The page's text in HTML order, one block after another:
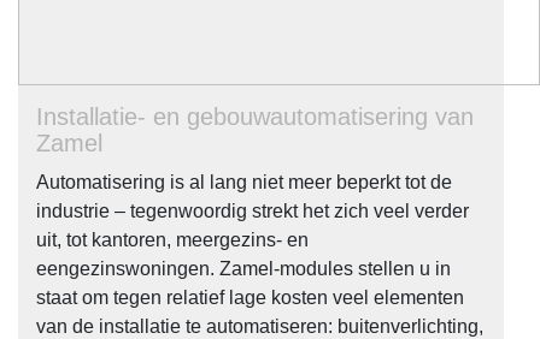
Installatie- en gebouwautomatisering van
Zamel
Automatisering is al lang niet meer beperkt tot de
industrie – tegenwoordig strekt het zich veel verder
uit, tot kantoren, meergezins- en
eengezinswoningen. Zamel-modules stellen u in
staat om tegen relatief lage kosten veel elementen
van de installatie te automatiseren: buitenverlichting,